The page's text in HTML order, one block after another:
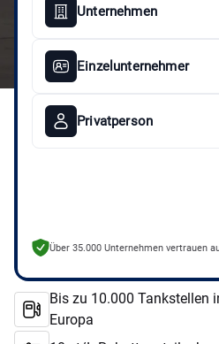
Unternehmen
Einzelunternehmer
Privatperson
Über 35.000 Unternehmen vertrauen
Bis zu 10.000 Tankstellen
Europa